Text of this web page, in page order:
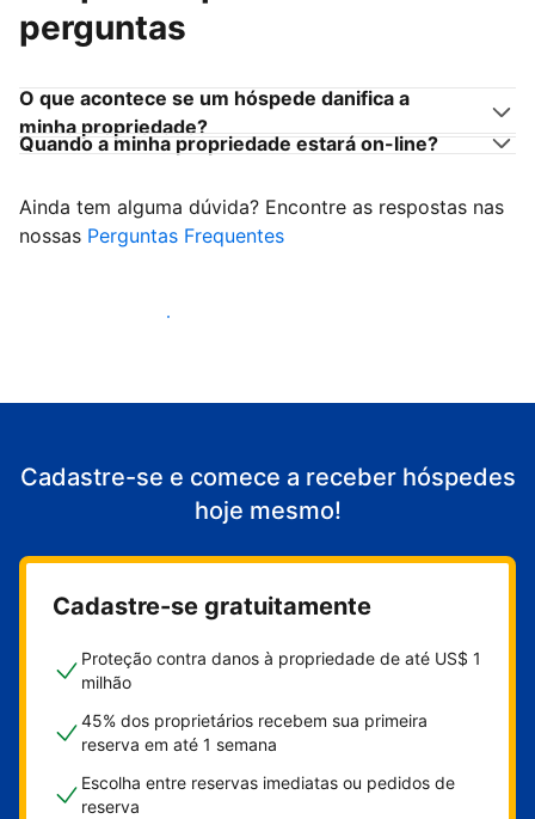
perguntas
O que acontece se um hóspede danifica a
minha propriedade?
Quando a minha propriedade estará on-line?
Ainda tem alguma dúvida? Encontre as respostas nas
nossas Perguntas Frequentes
Comece a receber hóspedes
Cadastre-se e comece a receber hóspedes
hoje mesmo!
Cadastre-se gratuitamente
Proteção contra danos à propriedade de até US$ 1
milhão
45% dos proprietários recebem sua primeira
reserva em até 1 semana
Escolha entre reservas imediatas ou pedidos de
reserva